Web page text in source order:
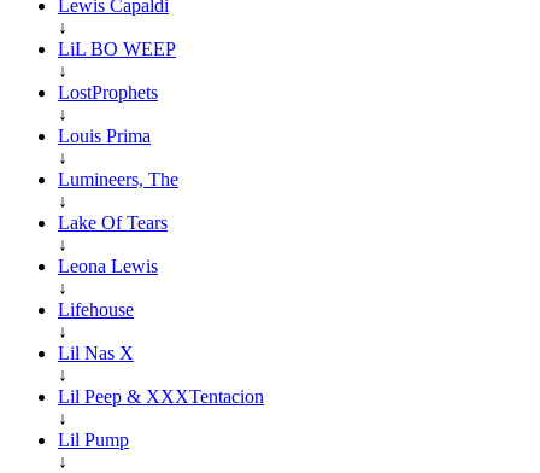
Lewis Capaldi
↓
LiL BO WEEP
↓
LostProphets
↓
Louis Prima
↓
Lumineers, The
↓
Lake Of Tears
↓
Leona Lewis
↓
Lifehouse
↓
Lil Nas X
↓
Lil Peep & XXXTentacion
↓
Lil Pump
↓